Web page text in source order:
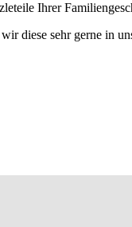
Ihrer
diese sehr gerne in